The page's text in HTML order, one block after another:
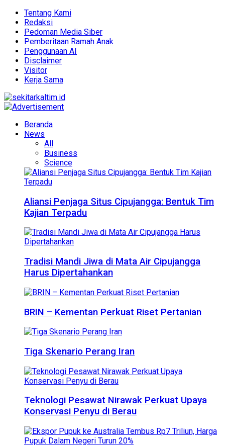
Tentang Kami
Redaksi
Pedoman Media Siber
Pemberitaan Ramah Anak
Penggunaan AI
Disclaimer
Visitor
Kerja Sama
Beranda
News
All
Business
Science
Aliansi Penjaga Situs Cipujangga: Bentuk Tim
Kajian Terpadu
Tradisi Mandi Jiwa di Mata Air Cipujangga
Harus Dipertahankan
BRIN – Kementan Perkuat Riset Pertanian
Tiga Skenario Perang Iran
Teknologi Pesawat Nirawak Perkuat Upaya
Konservasi Penyu di Berau